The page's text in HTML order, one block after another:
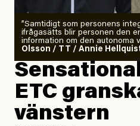
”Samtidigt som personens
ifrågasätts blir personen den
information om den autonoma
Olsson / TT / Annie
ETC
vänstern